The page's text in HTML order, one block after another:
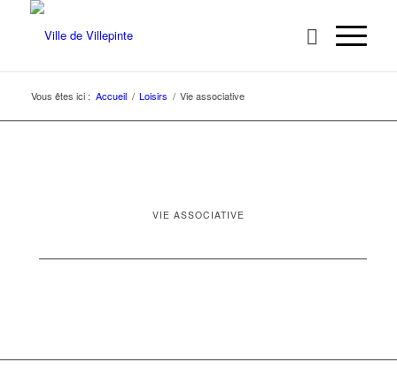
Vous êtes ici : Accueil / Loisirs / Vie associative
VIE ASSOCIATIVE